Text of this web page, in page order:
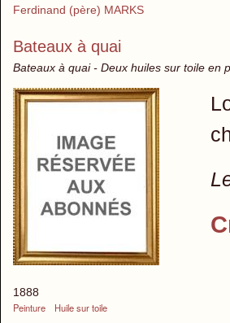
Ferdinand (père) MARKS
Bateaux à quai
Bateaux à quai - Deux huiles sur toile en
1888
Peinture
Huile sur toile